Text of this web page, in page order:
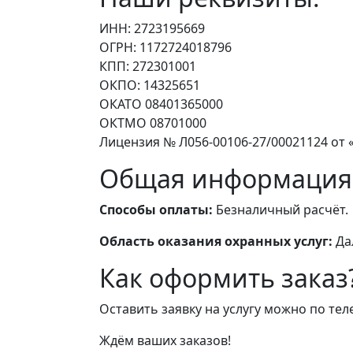
ИНН: 2723195669
ОГРН: 1172724018796
КПП: 272301001
ОКПО: 14325651
ОКАТО 08401365000
ОКТМО 08701000
Лицензия № Л056-00106-27/00021124 от
Общая
Способы оплаты: Безналичный расчёт.
Область оказания охранных услуг:
Как оформить
Оставить заявку на услугу можно по
Ждём ваших заказов!